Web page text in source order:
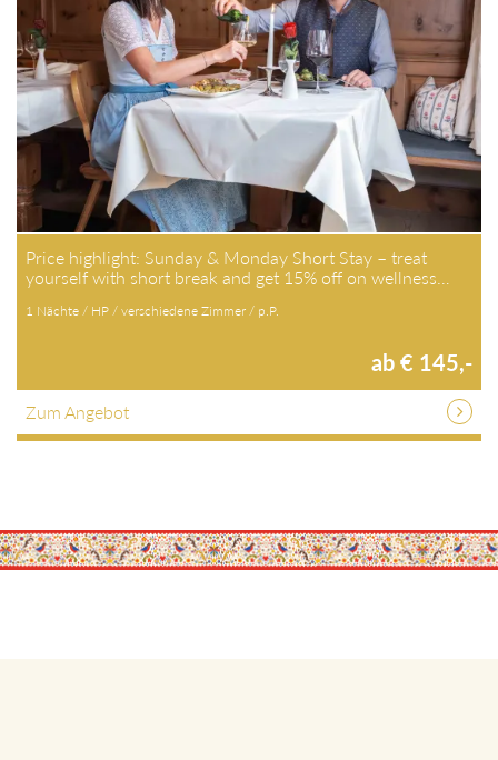
Price highlight: Sunday & Monday Short Stay – treat
yourself with short break and get 15% off on wellness…
1 Nächte / HP / verschiedene Zimmer / p.P.
ab € 145,-
Zum Angebot